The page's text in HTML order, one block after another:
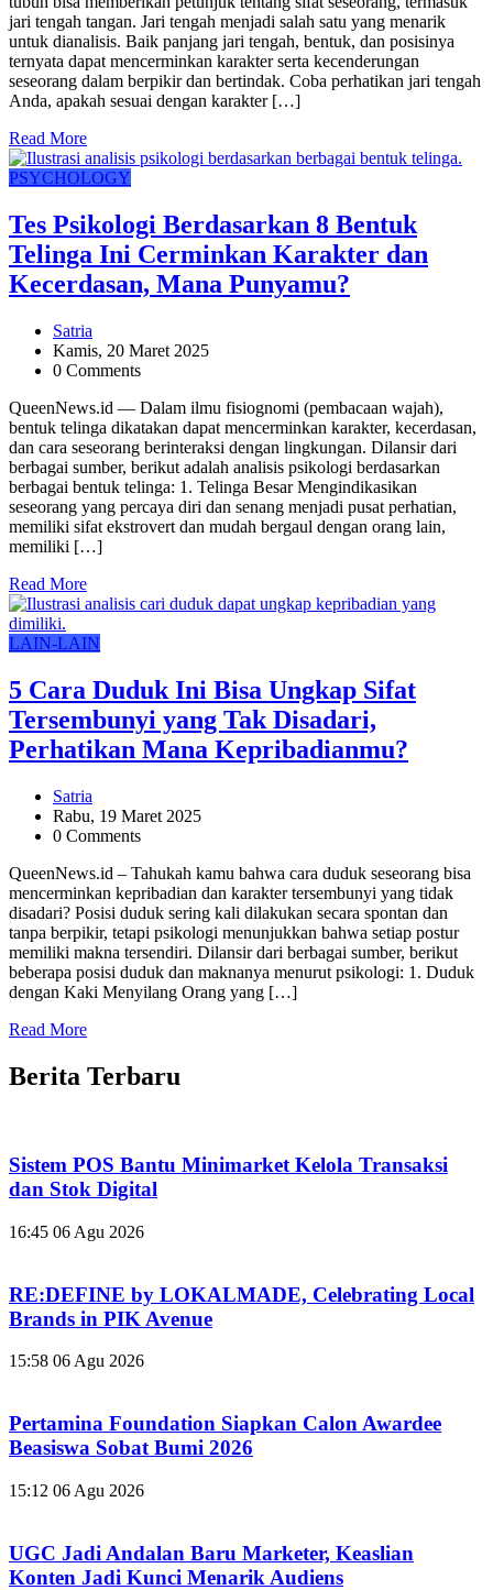
jari tengah tangan. Jari tengah menjadi salah satu yang menarik
untuk dianalisis. Baik panjang jari tengah, bentuk, dan posisinya
ternyata dapat mencerminkan karakter serta kecenderungan
seseorang dalam berpikir dan bertindak. Coba perhatikan jari tengah
Anda, apakah sesuai dengan karakter […]
Read More
PSYCHOLOGY
Tes Psikologi Berdasarkan 8 Bentuk
Telinga Ini Cerminkan Karakter dan
Kecerdasan, Mana Punyamu?
Satria
Kamis, 20 Maret 2025
0 Comments
QueenNews.id — Dalam ilmu fisiognomi (pembacaan wajah),
bentuk telinga dikatakan dapat mencerminkan karakter, kecerdasan,
dan cara seseorang berinteraksi dengan lingkungan. Dilansir dari
berbagai sumber, berikut adalah analisis psikologi berdasarkan
berbagai bentuk telinga: 1. Telinga Besar Mengindikasikan
seseorang yang percaya diri dan senang menjadi pusat perhatian,
memiliki sifat ekstrovert dan mudah bergaul dengan orang lain,
memiliki […]
Read More
LAIN-LAIN
5 Cara Duduk Ini Bisa Ungkap Sifat
Tersembunyi yang Tak Disadari,
Perhatikan Mana Kepribadianmu?
Satria
Rabu, 19 Maret 2025
0 Comments
QueenNews.id – Tahukah kamu bahwa cara duduk seseorang bisa
mencerminkan kepribadian dan karakter tersembunyi yang tidak
disadari? Posisi duduk sering kali dilakukan secara spontan dan
tanpa berpikir, tetapi psikologi menunjukkan bahwa setiap postur
memiliki makna tersendiri. Dilansir dari berbagai sumber, berikut
beberapa posisi duduk dan maknanya menurut psikologi: 1. Duduk
dengan Kaki Menyilang Orang yang […]
Read More
Berita Terbaru
Sistem POS Bantu Minimarket Kelola Transaksi
dan Stok Digital
16:45 06 Agu 2026
RE:DEFINE by LOKALMADE, Celebrating Local
Brands in PIK Avenue
15:58 06 Agu 2026
Pertamina Foundation Siapkan Calon Awardee
Beasiswa Sobat Bumi 2026
15:12 06 Agu 2026
UGC Jadi Andalan Baru Marketer, Keaslian
Konten Jadi Kunci Menarik Audiens